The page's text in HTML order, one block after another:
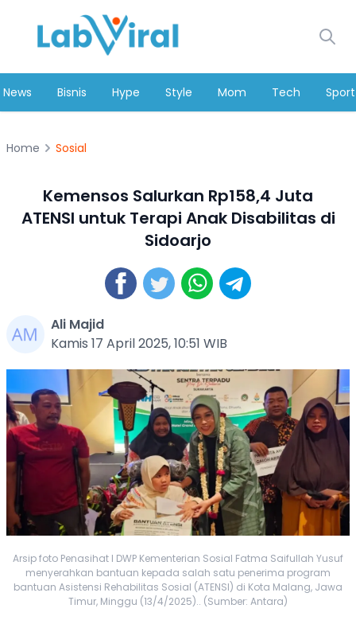
News Bisnis Hype Style Mom Tech Sport
Home Sosial
Kemensos Salurkan Rp158,4 Juta
ATENSI untuk Terapi Anak Disabilitas di
Sidoarjo
Ali Majid
Kamis 17 April 2025, 10:51 WIB
Arsip foto Penasihat I DWP Kementerian Sosial Fatma Saifullah Yusuf
menyerahkan bantuan kepada salah satu penerima program
bantuan Asistensi Rehabilitas Sosial (ATENSI) di Kota Malang, Jawa
Timur, Minggu (13/4/2025).. (Sumber: Antara)